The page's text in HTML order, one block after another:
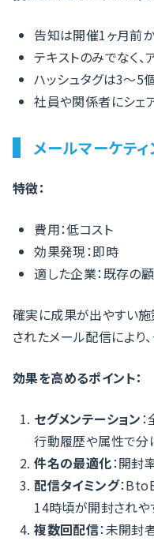
告知は開催1ヶ月前
テキストのみでなく
ハッシュタグは3〜5
社員や関係者にシェ
メールマーケティ
特徴：
費用：低コスト
効果発現：即時
適した企業：既存の
確実に成果が出やすい施
されたメール配信により
効果を高めるポイント：
セグメンテーション
行動履歴や属性で分
件名の最適化：開封
配信タイミング：
14時頃が開封されや
複数回配信：未開封